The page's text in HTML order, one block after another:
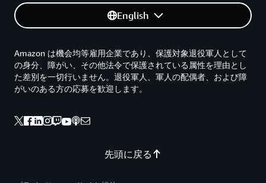
English
先頭に戻る
Amazon は機会均等雇用企業であり、保護対象退役軍人として
の身分、障がい、その他法令で保護されている属性を理由とし
た差別を一切行いません。退役軍人、軍人の配偶者、および障
がいのある方の応募を歓迎します。